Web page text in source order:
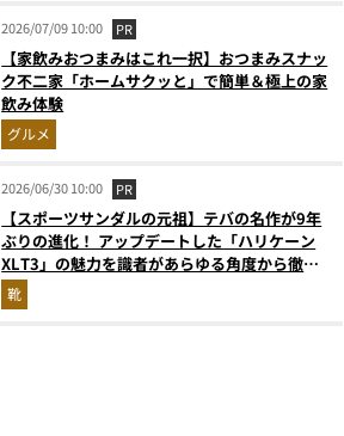
2026/07/09 10:00 PR
【家飲みおつまみはこれ一択】おつまみスナッ
ク不二家「ホームサクッと」で簡単＆極上の家
飲み体験
グルメ
2026/06/30 10:00 PR
【スポーツサンダルの元祖】テバの名作が9年
ぶりの進化！ アップデートした「ハリケーン
XLT3」の魅力を識者があらゆる角度から徹底
解説！
靴